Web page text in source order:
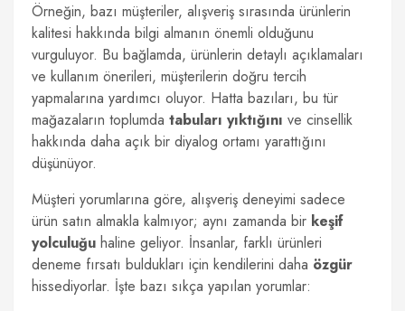
Örneğin, bazı müşteriler, alışveriş sırasında ürünlerin
kalitesi hakkında bilgi almanın önemli olduğunu
vurguluyor. Bu bağlamda, ürünlerin detaylı açıklamaları
ve kullanım önerileri, müşterilerin doğru tercih
yapmalarına yardımcı oluyor. Hatta bazıları, bu tür
mağazaların toplumda tabuları yıktığını ve cinsellik
hakkında daha açık bir diyalog ortamı yarattığını
düşünüyor.
Müşteri yorumlarına göre, alışveriş deneyimi sadece
ürün satın almakla kalmıyor; aynı zamanda bir keşif
yolculuğu haline geliyor. İnsanlar, farklı ürünleri
deneme fırsatı buldukları için kendilerini daha özgür
hissediyorlar. İşte bazı sıkça yapılan yorumlar: